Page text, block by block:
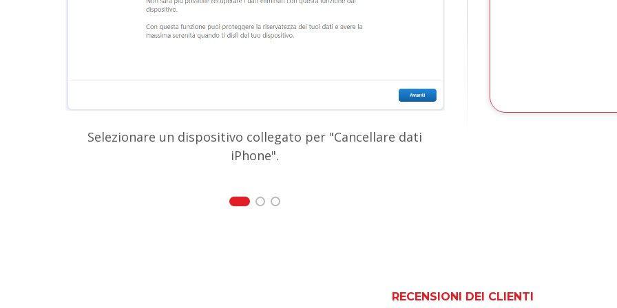
Selezionare un dispositivo collegato per "Cancellare dati
iPhone".
RECENSIONI DEI CLIENTI